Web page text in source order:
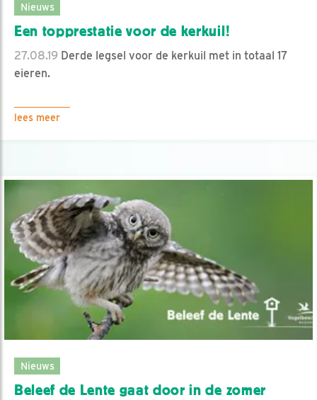
Nieuws
Een topprestatie voor de kerkuil!
27.08.19 Derde legsel voor de kerkuil met in totaal 17
eieren.
lees meer
Nieuws
Beleef de Lente gaat door in de zomer